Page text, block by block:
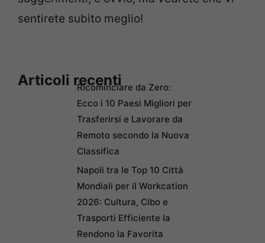
sentirete subito meglio!
Articoli recentiRicominciare da Zero:
Ecco i 10 Paesi Migliori per
Trasferirsi e Lavorare da
Remoto secondo la Nuova
Classifica
Napoli tra le Top 10 Città
Mondiali per il Workcation
2026: Cultura, Cibo e
Trasporti Efficiente la
Rendono la Favorita